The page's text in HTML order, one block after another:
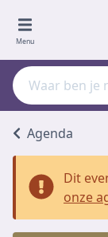
Menu
Agenda
Dit
onze